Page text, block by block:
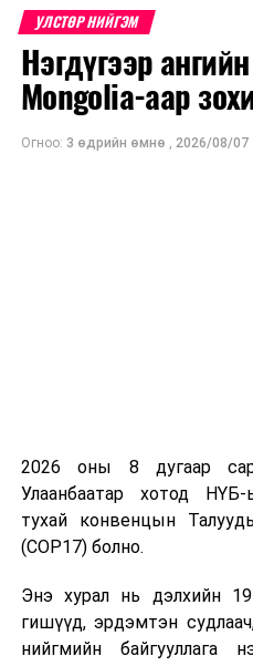
УЛСТӨР НИЙГЭМ
Нэгдүгээр
Mongolia-аар
Огноо: 3 өдрийн өмнө , 2026/08/07
2026 оны 8 дугаар
Улаанбаатар хотод
тухай конвенцын
(COP17) болно.
Энэ хурал нь дэлхийн
гишүүд, эрдэмтэн
нийгмийн байгууллага